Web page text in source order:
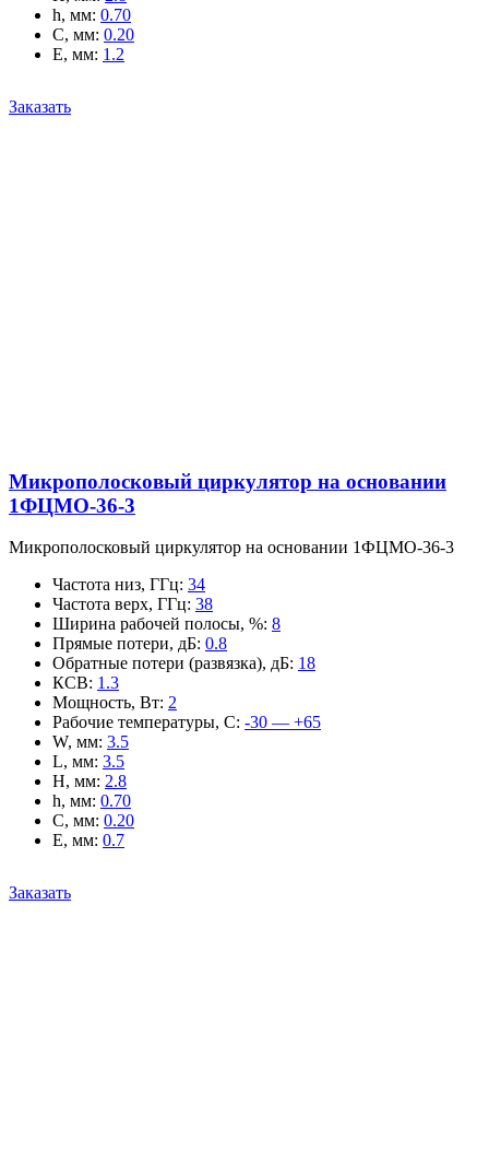
h, мм: 0.70
C, мм: 0.20
E, мм: 1.2
Заказать
Микрополосковый циркулятор на основании
1ФЦМО-36-3
Микрополосковый циркулятор на основании 1ФЦМО-36-3
Частота низ, ГГц: 34
Частота верх, ГГц: 38
Ширина рабочей полосы, %: 8
Прямые потери, дБ: 0.8
Обратные потери (развязка), дБ: 18
КСВ: 1.3
Мощность, Вт: 2
Рабочие температуры, С: -30 — +65
W, мм: 3.5
L, мм: 3.5
H, мм: 2.8
h, мм: 0.70
C, мм: 0.20
E, мм: 0.7
Заказать